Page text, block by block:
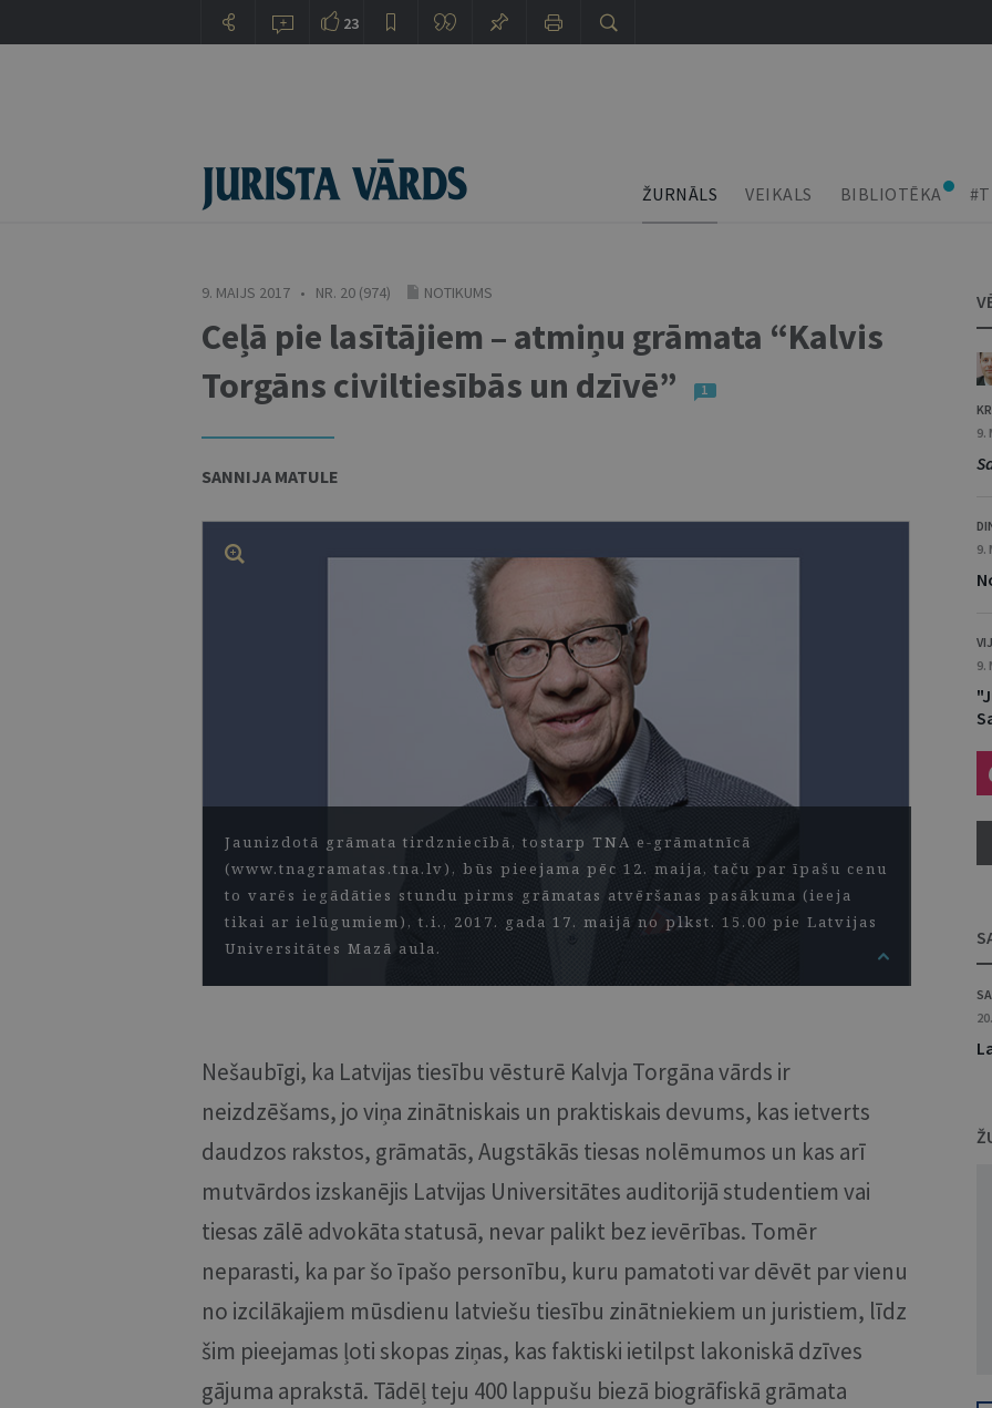
ŽURNĀLS VEIKALS BIBLIOTĒKA
9. MAIJS 2017 • NR. 20 (974) NOTIKUMS
Ceļā pie lasītājiem – atmiņu grāmata “Kalvis
Torgāns civiltiesībās un dzīvē”
1
SANNIJA MATULE
Jaunizdotā grāmata tirdzniecībā, tostarp TNA e-grāmatnīcā
(www.tnagramatas.tna.lv), būs pieejama pēc 12. maija, taču par īpašu cenu
to varēs iegādāties stundu pirms grāmatas atvēršanas pasākuma (ieeja
tikai ar ielūgumiem), t.i., 2017. gada 17. maijā no plkst. 15.00 pie Latvijas
Universitātes Mazā aula.
Nešaubīgi, ka Latvijas tiesību vēsturē Kalvja Torgāna vārds ir
neizdzēšams, jo viņa zinātniskais un praktiskais devums, kas ietverts
daudzos rakstos, grāmatās, Augstākās tiesas nolēmumos un kas arī
mutvārdos izskanējis Latvijas Universitātes auditorijā studentiem vai
tiesas zālē advokāta statusā, nevar palikt bez ievērības. Tomēr
neparasti, ka par šo īpašo personību, kuru pamatoti var dēvēt par vienu
no izcilākajiem mūsdienu latviešu tiesību zinātniekiem un juristiem, līdz
šim pieejamas ļoti skopas ziņas, kas faktiski ietilpst lakoniskā dzīves
gājuma aprakstā. Tādēļ teju 400 lappušu biezā biogrāfiskā grāmata
9.
9.
9.
23